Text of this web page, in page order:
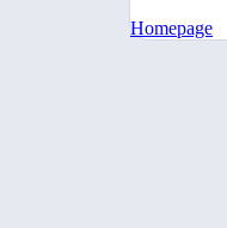
Homepage